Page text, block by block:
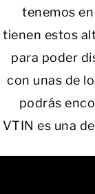
tenemos
tienen estos
para poder
con unas de
podrás
VTIN es una